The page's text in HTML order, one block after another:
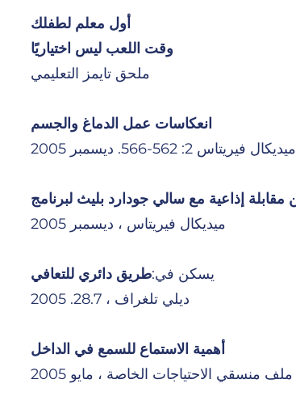
أول معلم لطفلك
وقت اللعب ليس اختياريًا
ملحق تايمز التعليمي
انعكاسات عمل الدماغ والجسم
ميديكال فيريتاس 2: 562-566. ديسمبر 2005
ميديكال فيريتاس ، ديسمبر 2005
يسكن في:طريق دائري للتعافي
ديلي تلغراف ، 28.7. 2005
أهمية الاستماع للسمع في الداخل
ملف منسقي الاحتياجات الخاصة ، مايو 2005